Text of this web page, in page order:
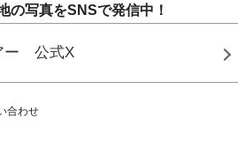
の写真をSNSで発信中！
ー 公式X
合わせ